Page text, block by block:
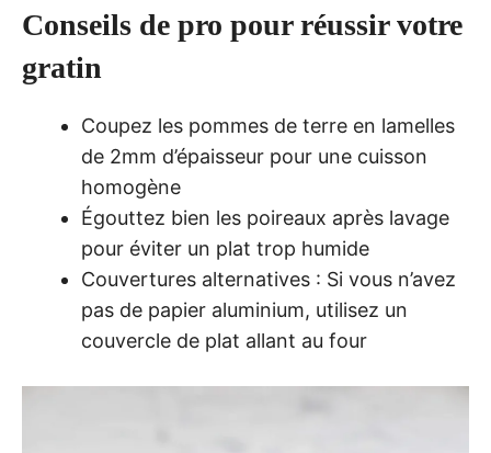
Conseils de pro pour réussir votre
gratin
Coupez les pommes de terre en lamelles
de 2mm d’épaisseur pour une cuisson
homogène
Égouttez bien les poireaux après lavage
pour éviter un plat trop humide
Couvertures alternatives : Si vous n’avez
pas de papier aluminium, utilisez un
couvercle de plat allant au four